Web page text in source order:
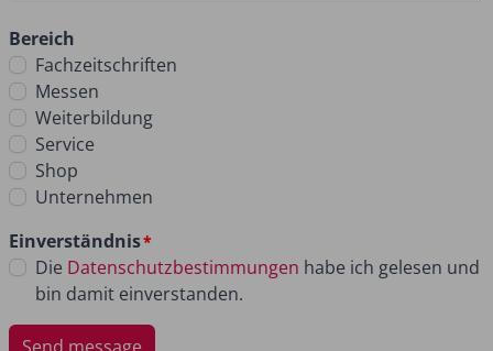
Bereich
Fachzeitschriften
Messen
Weiterbildung
Service
Shop
Unternehmen
Einverständnis
Die Datenschutzbestimmungen habe ich gelesen und
bin damit einverstanden.